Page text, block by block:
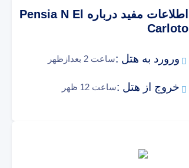
اطلاعات مفید درباره Pensia N El
Carloto
ورورد به هتل :ساعت 2 بعدازظهر
خروج از هتل :ساعت 12 ظهر